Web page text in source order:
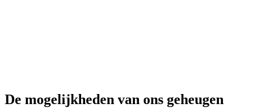
De mogelijkheden van ons geheugen